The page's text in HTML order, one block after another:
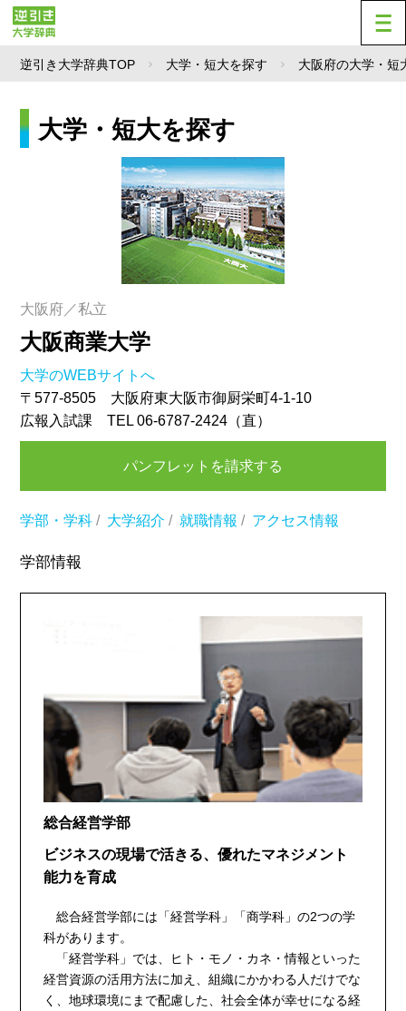
逆引き大学辞典TOP 大学・短大を探す 大阪府の大学・短
大学・短大を探す
大阪府／私立
大阪商業大学
大学のWEBサイトへ
〒577-8505 大阪府東大阪市御厨栄町4-1-10
広報入試課 TEL 06-6787-2424（直）
パンフレットを請求する
学部・学科 / 大学紹介 / 就職情報 / アクセス情報
学部情報
総合経営学部
ビジネスの現場で活きる、優れたマネジメント
能力を育成
総合経営学部には「経営学科」「商学科」の2つの学
科があります。
「経営学科」では、ヒト・モノ・カネ・情報といった
経営資源の活用方法に加え、組織にかかわる人だけでな
く、地球環境にまで配慮した、社会全体が幸せになる経